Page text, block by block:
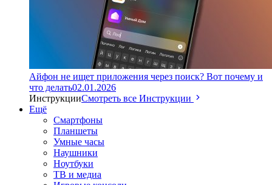
Айфон не ищет приложения через поиск? Вот почему и
что делать02.01.2026
ИнструкцииСмотреть все Инструкции
Ещё
Смартфоны
Планшеты
Умные часы
Наушники
Ноутбуки
ТВ и медиа